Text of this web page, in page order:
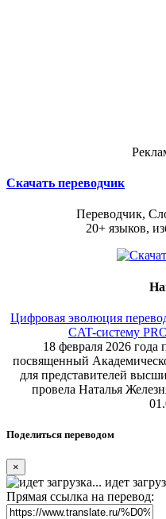
Скачать переводчик
Переводчик,
20+ языков,
Цифровая эволюция
CAT-систему
18 февраля 2026 года
посвященный
для представителей
провела Наталья
Поделиться переводом
×
идет
Прямая ссылка на перевод: